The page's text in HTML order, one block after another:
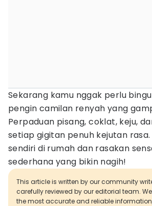
Sekarang kamu nggak perlu
pengin camilan renyah yang
Perpaduan pisang, coklat, keju,
setiap gigitan penuh kejutan rasa.
sendiri di rumah dan rasakan
sederhana yang bikin nagih!
This article is written by our community
carefully reviewed by our editorial team.
the most accurate and reliable